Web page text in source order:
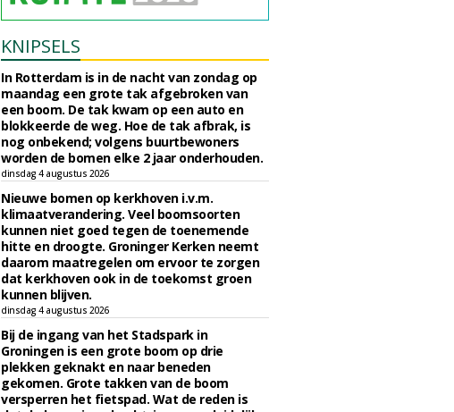
KNIPSELS
In Rotterdam is in de nacht van zondag op
maandag een grote tak afgebroken van
een boom. De tak kwam op een auto en
blokkeerde de weg. Hoe de tak afbrak, is
nog onbekend; volgens buurtbewoners
worden de bomen elke 2 jaar onderhouden.
dinsdag 4 augustus 2026
Nieuwe bomen op kerkhoven i.v.m.
klimaatverandering. Veel boomsoorten
kunnen niet goed tegen de toenemende
hitte en droogte. Groninger Kerken neemt
daarom maatregelen om ervoor te zorgen
dat kerkhoven ook in de toekomst groen
kunnen blijven.
dinsdag 4 augustus 2026
Bij de ingang van het Stadspark in
Groningen is een grote boom op drie
plekken geknakt en naar beneden
gekomen. Grote takken van de boom
versperren het fietspad. Wat de reden is